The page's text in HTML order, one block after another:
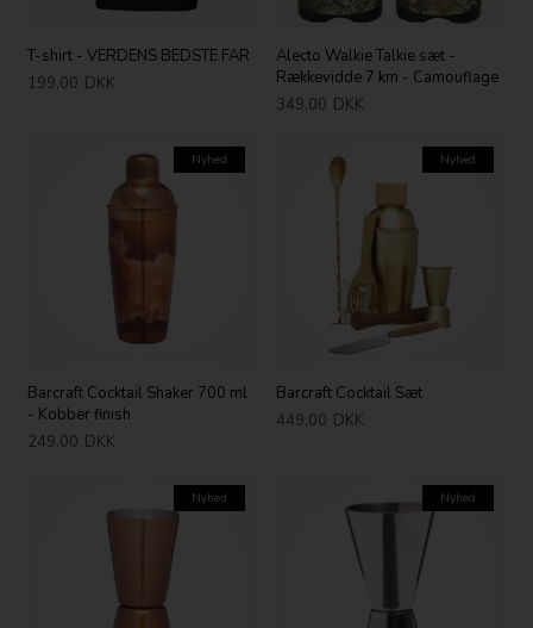
T-shirt - VERDENS BEDSTE FAR
199,00 DKK
Alecto Walkie Talkie sæt -
Rækkevidde 7 km - Camouflage
349,00 DKK
Nyhed
Barcraft Cocktail Shaker 700 ml
- Kobber finish
249,00 DKK
Nyhed
Barcraft Cocktail Sæt
449,00 DKK
Nyhed Nyhed